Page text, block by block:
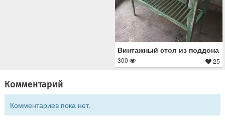
Винтажный стол из поддона
300 25
Комментарий
Комментариев пока нет.